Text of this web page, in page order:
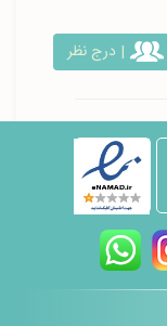
| درج نظر